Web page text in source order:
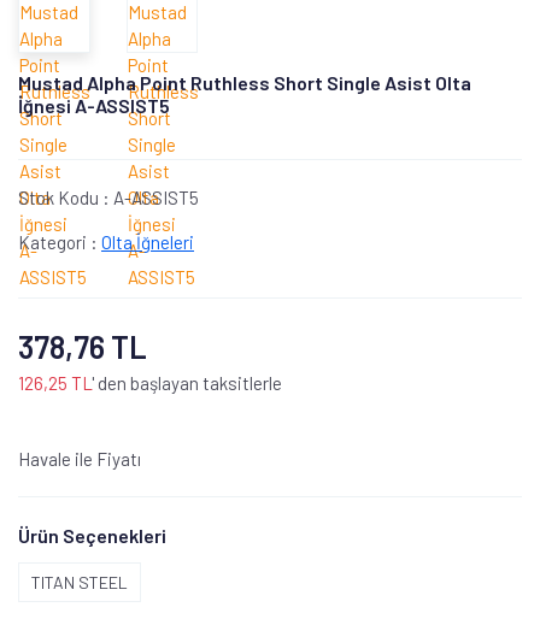
Mustad Alpha Point Ruthless Short Single Asist Olta
İğnesi A-ASSIST5
Stok Kodu : A-ASSIST5
Kategori : Olta İğneleri
378,76 TL
126,25 TL ' den başlayan taksitlerle
Havale ile Fiyatı
Ürün Seçenekleri
TITAN STEEL